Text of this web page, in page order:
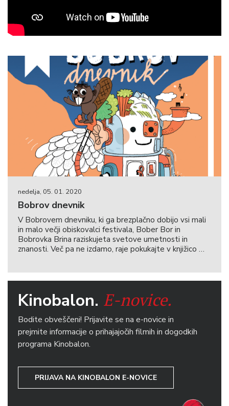
nedelja, 05. 01. 2020
Bobrov dnevnik
V Bobrovem dnevniku, ki ga brezplačno dobijo vsi mali
in malo večji obiskovalci festivala, Bober Bor in
Bobrovka Brina raziskujeta svetove umetnosti in
znanosti. Več pa ne izdamo, raje pokukajte v knjižico …
Kinobalon. E-novice.
Bodite obveščeni! Prijavite se na e-novice in
prejmite informacije o prihajajočih filmih in dogodkih
programa Kinobalon.
PRIJAVA NA KINOBALON E-NOVICE